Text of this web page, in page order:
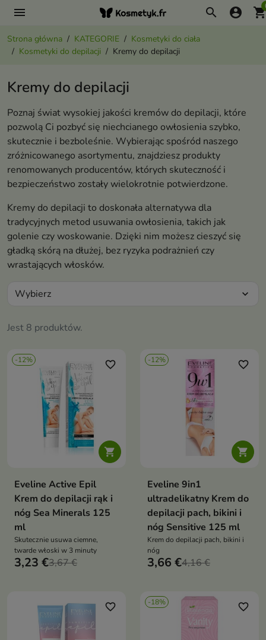
menu search account_circle
Strona główna KATEGORIE
Kosmetyki do ciała
Kosmetyki do depilacji
Kremy do depilacji
Kremy do depilacji
Poznaj świat wysokiej jakości kremów do depilacji, które
pozwolą Ci pozbyć się niechcianego owłosienia szybko,
skutecznie i bezboleśnie. Wybierając spośród naszego
zróżnicowanego asortymentu, znajdziesz produkty
renomowanych producentów, których skuteczność i
bezpieczeństwo zostały wielokrotnie potwierdzone.
Kremy do depilacji to doskonała alternatywa dla
tradycyjnych metod usuwania owłosienia, takich jak
golenie czy woskowanie. Dzięki nim możesz cieszyć się
gładką skórą na dłużej, bez ryzyka podrażnień czy
wrastających włosków.
Jest 8 produktów.
Wybierz expand_more
-12%

favorite_border
Eveline Active Epil
Krem do depilacji rąk i
nóg Sea Minerals 125
ml
Skutecznie usuwa ciemne,
twarde włoski w 3 minuty
3,23 €3,67 €
-12%

favorite_border
Eveline 9in1
ultradelikatny Krem do
depilacji pach, bikini i
nóg Sensitive 125 ml
Krem do depilacji pach, bikini i
nóg
3,66 €4,16 €
favorite_border -18% favorite_border